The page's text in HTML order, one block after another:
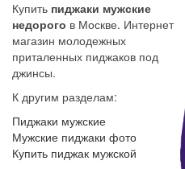
Купить пиджаки мужские
недорого в Москве. Интернет
магазин молодежных
приталенных пиджаков под
джинсы.
К другим разделам:
Пиджаки мужские
Мужские пиджаки фото
Купить пиджак мужской